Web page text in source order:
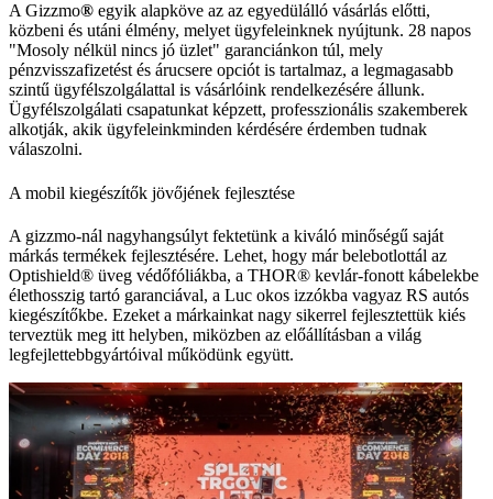
A Gizzmo® egyik alapköve az az egyedülálló vásárlás előtti,
közbeni és utáni élmény, melyet ügyfeleinknek nyújtunk. 28 napos
"Mosoly nélkül nincs jó üzlet" garanciánkon túl, mely
pénzvisszafizetést és árucsere opciót is tartalmaz, a legmagasabb
szintű ügyfélszolgálattal is vásárlóink rendelkezésére állunk.
Ügyfélszolgálati csapatunkat képzett, professzionális szakemberek
alkotják, akik ügyfeleinkminden kérdésére érdemben tudnak
válaszolni.
A mobil kiegészítők jövőjének fejlesztése
A gizzmo-nál nagyhangsúlyt fektetünk a kiváló minőségű saját
márkás termékek fejlesztésére. Lehet, hogy már belebotlottál az
Optishield® üveg védőfóliákba, a THOR® kevlár-fonott kábelekbe
élethosszig tartó garanciával, a Luc okos izzókba vagyaz RS autós
kiegészítőkbe. Ezeket a márkainkat nagy sikerrel fejlesztettük kiés
terveztük meg itt helyben, miközben az előállításban a világ
legfejlettebbgyártóival működünk együtt.